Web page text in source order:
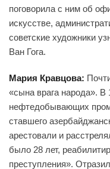
поговорила с ним об
искусстве,
советские художники
Ван Гога.
Мария Кравцова:
«сына врага народа». В
нефтедобывающих
ставшего
арестовали и
было 28 лет,
преступления».